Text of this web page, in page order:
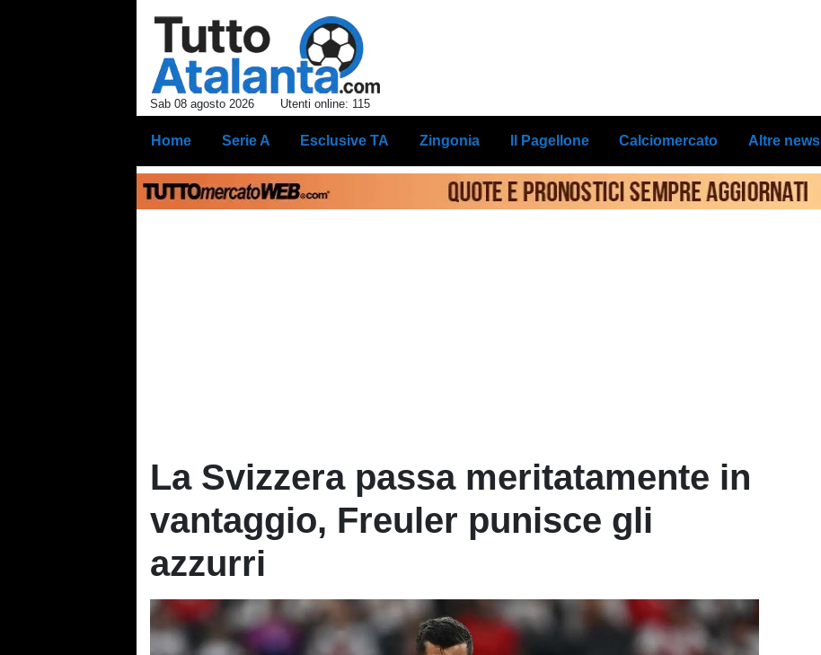
Sab 08 agosto 2026 Utenti online: 115
Home Serie A Esclusive TA Zingonia Il Pagellone Calciomercato Altre news
La Svizzera passa meritatamente in
vantaggio, Freuler punisce gli
azzurri